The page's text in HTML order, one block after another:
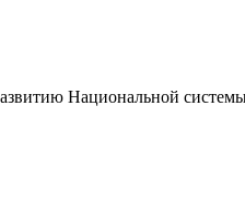
Национальной